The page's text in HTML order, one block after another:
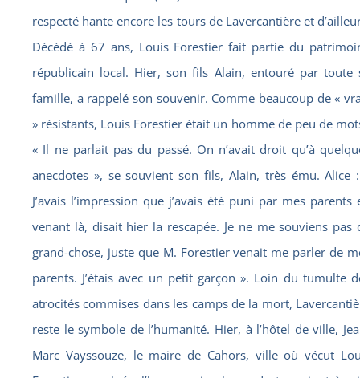
respecté hante encore les tours de Lavercantière et
Décédé à 67 ans, Louis Forestier fait partie du
républicain local. Hier, son fils Alain, entouré par toute
famille, a rappelé son souvenir. Comme beaucoup de «
» résistants, Louis Forestier était un homme de peu de
« Il ne parlait pas du passé. On n’avait droit qu’à
anecdotes », se souvient son fils, Alain, très ému. Alice
J’avais l’impression que j’avais été puni par mes parents
venant là, disait hier la rescapée. Je ne me souviens pas
grand-chose, juste que M. Forestier venait me parler de
parents. J’étais avec un petit garçon ». Loin du tumulte
atrocités commises dans les camps de la mort,
reste le symbole de l’humanité. Hier, à l’hôtel de ville,
Marc Vayssouze, le maire de Cahors, ville où vécut